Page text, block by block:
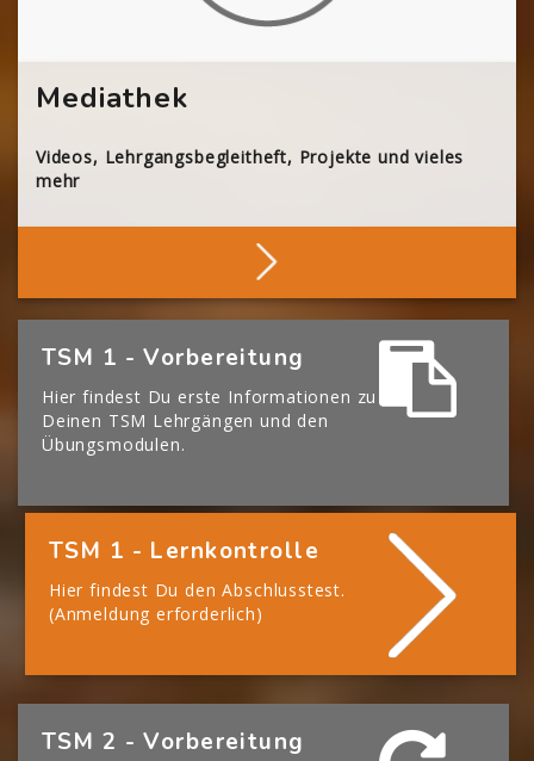
Mediathek
Videos, Lehrgangsbegleitheft, Projekte und vieles
mehr
Stöbern
[Cocoon] Boxes überspringen
TSM 1 - Vorbereitung
Hier findest Du erste Informationen zu
Deinen TSM Lehrgängen und den
Übungsmodulen.
TSM 1 - Lernkontrolle
Hier findest Du den Abschlusstest.
(Anmeldung erforderlich)
[Cocoon] Boxes überspringen
TSM 2 - Vorbereitung